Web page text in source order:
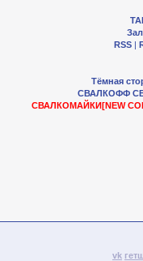
RSS |
Тёмная
СВАЛКОФФ
СВАЛКОМАЙКИ[NEW
vk